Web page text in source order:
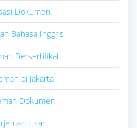
Dokumen
Bahasa Inggris
Bersertifikat
di Jakarta
Dokumen
Lisan